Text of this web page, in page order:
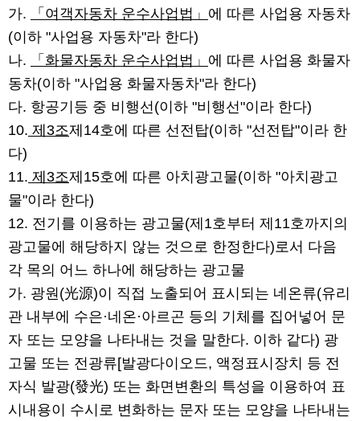
가.
「여객자동차 운수사업법」 에 따른 사업용 자동차
(이하 "사업용 자동차"라 한다)
나.
「화물자동차 운수사업법」 에 따른 사업용 화물자
동차(이하 "사업용 화물자동차"라 한다)
다. 항공기등 중 비행선(이하 "비행선"이라 한다)
10. 제3조제14호에 따른 선전탑(이하 "선전탑"이라 한
다)
11. 제3조제15호에 따른 아치광고물(이하 "아치광고
물"이라 한다)
12. 전기를 이용하는 광고물(제1호부터 제11호까지의
광고물에 해당하지 않는 것으로 한정한다)로서 다음
각 목의 어느 하나에 해당하는 광고물
가. 광원(光源)이 직접 노출되어 표시되는 네온류(유리
관 내부에 수은·네온·아르곤 등의 기체를 집어넣어 문
자 또는 모양을 나타내는 것을 말한다. 이하 같다) 광
고물 또는 전광류[발광다이오드, 액정표시장치 등 전
자식 발광(發光) 또는 화면변환의 특성을 이용하여 표
시내용이 수시로 변화하는 문자 또는 모양을 나타내는